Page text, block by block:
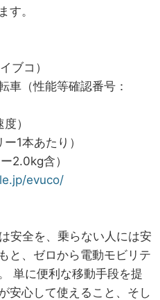
す。
ブコ）
車（性能等確認番号：
）
1本あたり）
2.0kg含）
evuco/
安全を、乗らない人には安
と、ゼロから電動モビリテ
単に便利な移動手段を提
安心して使えること、そし